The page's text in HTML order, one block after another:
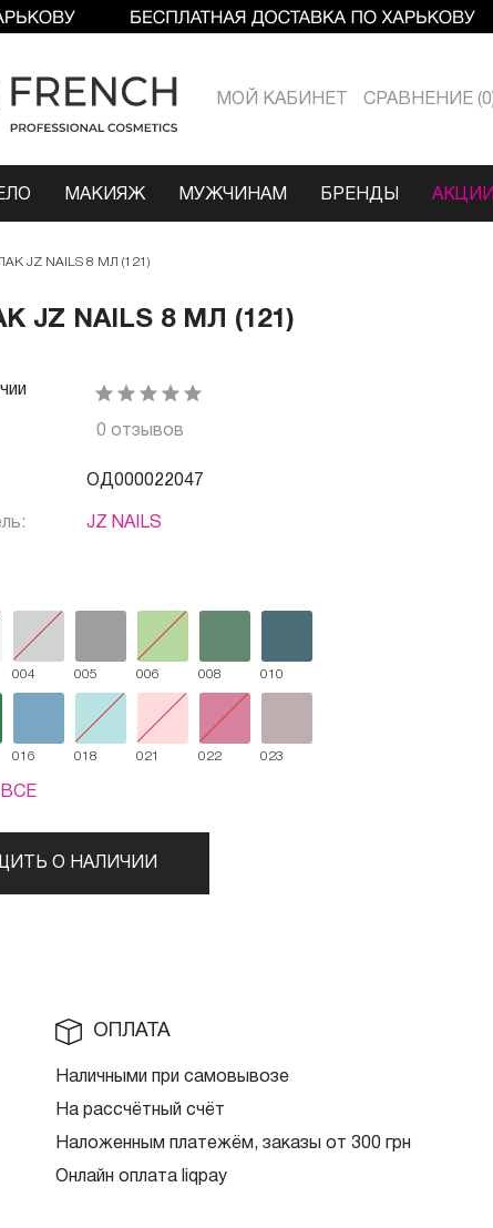
МОЙ КАБИНЕТ СРАВНЕНИЕ 0
МАКИЯЖ МУЖЧИНАМ БРЕНДЫ АКЦИИ
JZ NAILS 8 МЛ (121)
JZ NAILS 8 МЛ (121)
0 отзывов
ОД000022047
JZ NAILS
004 005 006 008 010
016 018 021 022 023
О НАЛИЧИИ
ОПЛАТА
Наличными при самовывозе
На рассчётный счёт
Наложенным платежём, заказы от 300 грн
Онлайн оплата liqpay